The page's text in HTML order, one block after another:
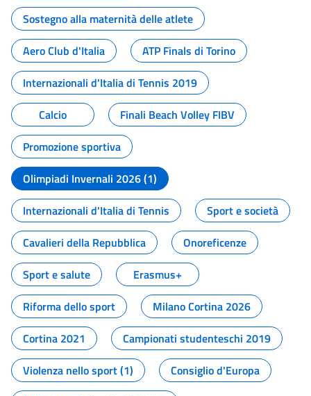
Sostegno alla maternità delle atlete
Aero Club d'Italia
ATP Finals di Torino
Internazionali d'Italia di Tennis 2019
Calcio
Finali Beach Volley FIBV
Promozione sportiva
Olimpiadi Invernali 2026 (1)
Internazionali d'Italia di Tennis
Sport e società
Cavalieri della Repubblica
Onoreficenze
Sport e salute
Erasmus+
Riforma dello sport
Milano Cortina 2026
Cortina 2021
Campionati studenteschi 2019
Violenza nello sport (1)
Consiglio d'Europa